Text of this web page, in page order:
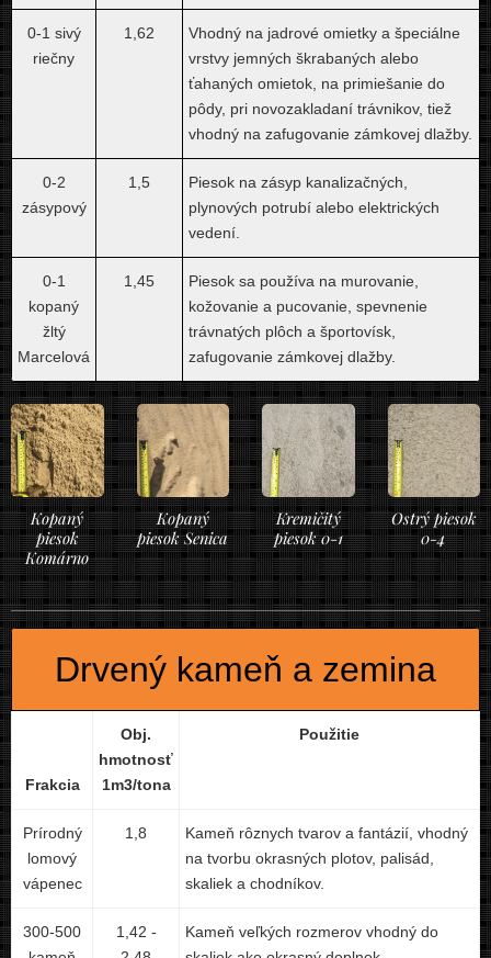
0-1 sivý
riečny
1,62
Vhodný na jadrové omietky a špeciálne
vrstvy jemných škrabaných alebo
ťahaných omietok, na primiešanie do
pôdy, pri novozakladaní trávnikov, tiež
vhodný na zafugovanie zámkovej dlažby.
0-2
zásypový
1,5
Piesok na zásyp kanalizačných,
plynových potrubí alebo elektrických
vedení.
0-1
kopaný
žltý
Marcelová
1,45
Piesok sa používa na murovanie,
kožovanie a pucovanie, spevnenie
trávnatých plôch a športovísk,
zafugovanie zámkovej dlažby.
Kopaný
piesok
Komárno
Kopaný
piesok Senica
Kremičitý
piesok 0-1
Ostrý piesok
0-4
Drvený kameň a zemina
Frakcia
Obj.
hmotnosť
1m3/tona
Použitie
Prírodný
lomový
vápenec
1,8
Kameň rôznych tvarov a fantázií, vhodný
na tvorbu okrasných plotov, palisád,
skaliek a chodníkov.
300-500
1,42 -
Kameň veľkých rozmerov vhodný do